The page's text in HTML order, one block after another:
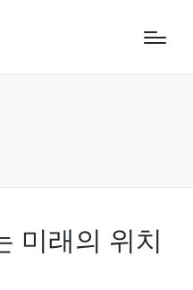
미래의 위치